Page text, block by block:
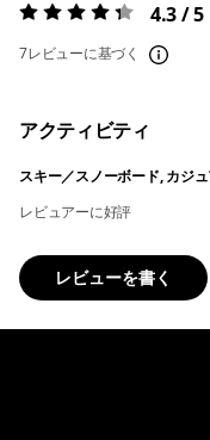
評価:4.3 / 5 4.3 / 5
7レビューに基づく
アクティビティ
スキー／スノーボード, カジ
レビュアーに好評
レビューを書く